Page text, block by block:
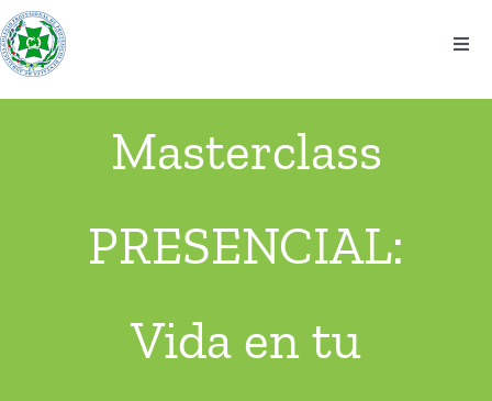
Saltar
al
contenido
El colegio
Información
Noticias
Masterclass
PRESENCIAL:
Vida en tu